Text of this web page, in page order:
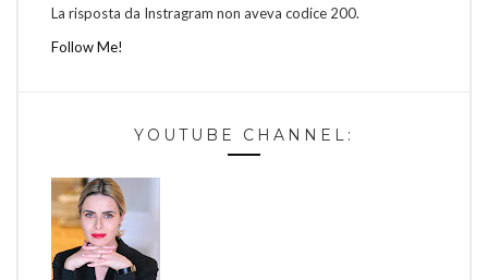
La risposta da Instragram non aveva codice 200.
Follow Me!
YOUTUBE CHANNEL: